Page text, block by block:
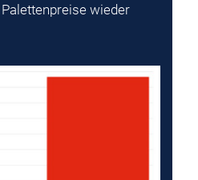
wieder